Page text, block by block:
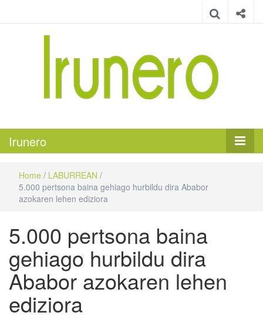
Irunero
Home / LABURREAN /
5.000 pertsona baina gehiago hurbildu dira Ababor
azokaren lehen ediziora
5.000 pertsona baina
gehiago hurbildu dira
Ababor azokaren lehen
ediziora